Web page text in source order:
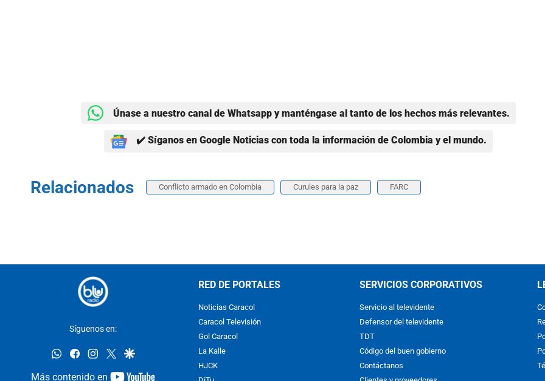
Únase a nuestro canal de Whatsapp y manténgase al tanto de los hechos más relevantes.
✔️ Síganos en Google Noticias con toda la información de Colombia y el mundo.
Relacionados Conflicto armado en Colombia Curules para la paz FARC
Síguenos en:
whatsappfacebookinstagram
twittergoogle
Más contenido en youtube-
RED DE PORTALES
Noticias Caracol
Caracol Televisión
Gol Caracol
La Kalle
HJCK
SERVICIOS CORPORATIVOS
Servicio al televidente
Defensor del televidente
TDT
Código del buen gobierno
Contáctanos